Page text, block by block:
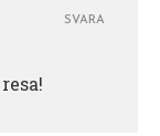
SVARA